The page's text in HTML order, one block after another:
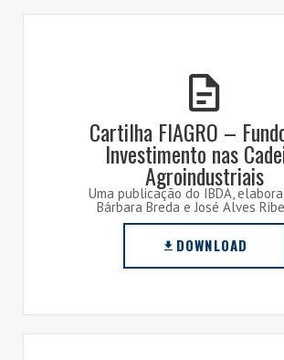
Cartilha FIAGRO –
Investimento nas
Agroindustriais
Uma publicação do IBDA,
Bárbara Breda e José Alves
DOWNLOAD